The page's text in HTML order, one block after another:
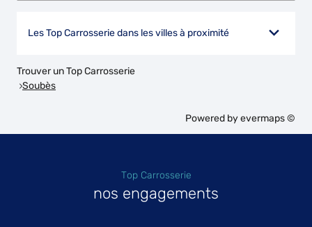
Les Top Carrosserie dans les villes à proximité
Trouver un Top Carrosserie
Soubès
Powered byevermaps ©
Top Carrosserie
nos engagements